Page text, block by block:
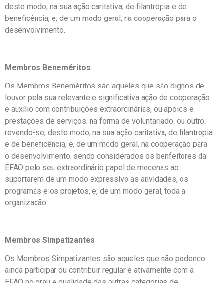
deste modo, na sua ação caritativa, de filantropia e de
beneficência, e, de um modo geral, na cooperação para o
desenvolvimento.
Membros Beneméritos
Os Membros Beneméritos são aqueles que são dignos de
louvor pela sua relevante e significativa ação de cooperação
e auxílio com contribuições extraordinárias, ou apoios e
prestações de serviços, na forma de voluntariado, ou outro,
revendo-se, deste modo, na sua ação caritativa, de filantropia
e de beneficência, e, de um modo geral, na cooperação para
o desenvolvimento, sendo considerados os benfeitores da
EFAO pelo seu extraordinário papel de mecenas ao
suportarem de um modo expressivo as atividades, os
programas e os projetos, e, de um modo geral, toda a
organização.
Membros Simpatizantes
Os Membros Simpatizantes são aqueles que não podendo
ainda participar ou contribuir regular e ativamente com a